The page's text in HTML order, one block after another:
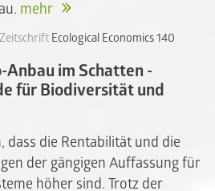
mehr
Zeitschrift Ecological Economics 140
Anbau im Schatten -
für Biodiversität und
dass die Rentabilität und die
der gängigen Auffassung für
höher sind. Trotz der